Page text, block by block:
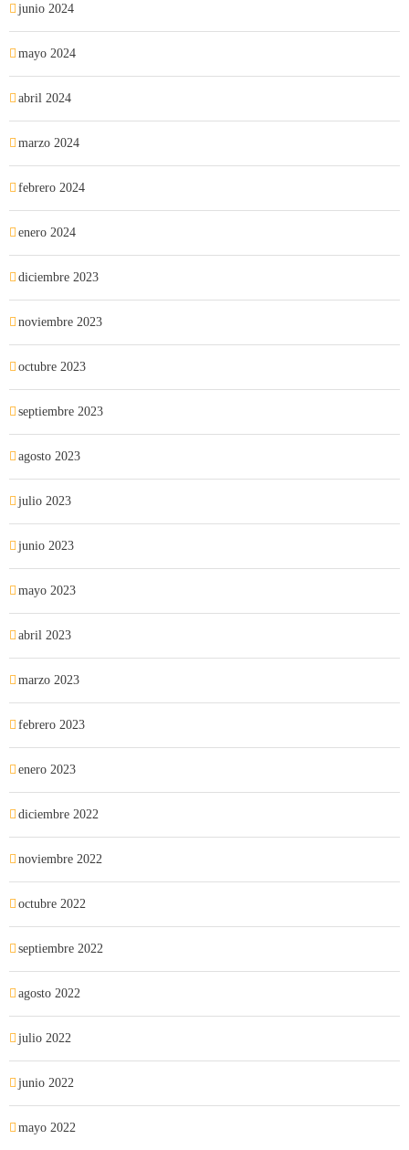
junio 2024
mayo 2024
abril 2024
marzo 2024
febrero 2024
enero 2024
diciembre 2023
noviembre 2023
octubre 2023
septiembre 2023
agosto 2023
julio 2023
junio 2023
mayo 2023
abril 2023
marzo 2023
febrero 2023
enero 2023
diciembre 2022
noviembre 2022
octubre 2022
septiembre 2022
agosto 2022
julio 2022
junio 2022
mayo 2022